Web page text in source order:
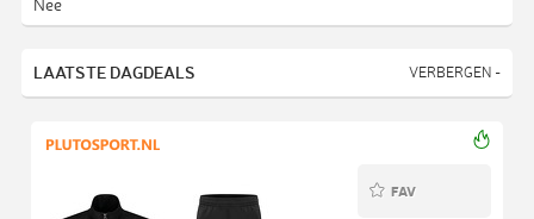
Nee
LAATSTE DAGDEALS VERBERGEN -
FAV